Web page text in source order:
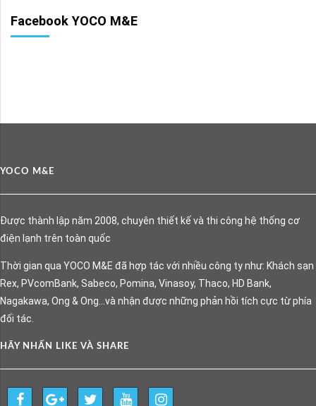
Facebook YOCO M&E
YOCO M&E
Được thành lập năm 2008, chuyên thiết kế và thi công hệ thống cơ
điện lạnh trên toàn quốc
Thời gian qua YOCO M&E đã hợp tác với nhiều công ty như: Khách sạn
Rex, PVcomBank, Sabeco, Pomina, Vinasoy, Thaco, HD Bank,
Nagakawa, Ong & Ong…và nhận được những phản hồi tích cực từ phía
đối tác.
HÃY NHẤN LIKE VÀ SHARE